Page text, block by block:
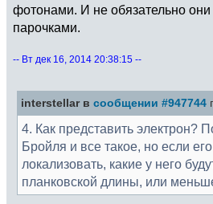
фотонами. И не обязательно
парочками.
-- Вт дек 16, 2014 20:38:15 --
interstellar в сообщении #947744
4. Как представить электрон?
Бройля и все такое, но если
локализовать, какие у него
планковской длины, или